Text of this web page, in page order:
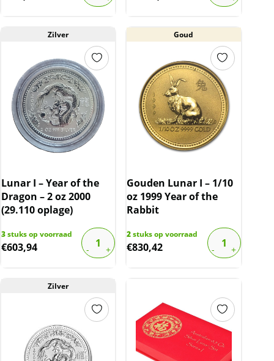
Zilver
Lunar I – Year of the
Dragon – 2 oz 2000
(29.110 oplage)
3stuks op voorraad
€603,94
Goud
Gouden Lunar I – 1/10
oz 1999 Year of the
Rabbit
2stuks op voorraad
€830,42
Zilver